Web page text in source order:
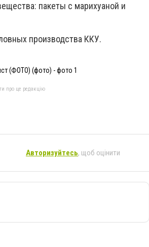
пакеты с марихуаной и
производства ККУ.
(ФОТО) (фото) - фото 1
про це редакцію
Авторизуйтесь, щоб оцінити